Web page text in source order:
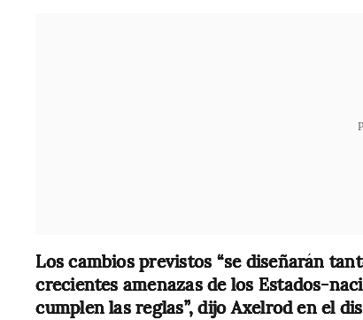
Los cambios previstos “se diseñarán
crecientes amenazas de los Estados-
cumplen las reglas”, dijo Axelrod en el